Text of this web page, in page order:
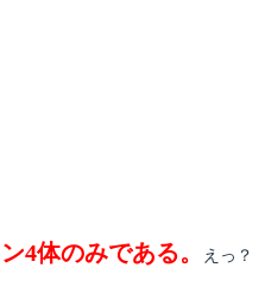
4体のみである。 えっ？